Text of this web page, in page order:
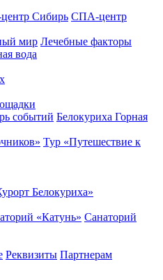
Сибирь СПА-центр
мир Лечебные факторы
вода
событий Белокуриха Горная
Тур «Путешествие к
Белокуриха»
«Катунь» Санаторий
Реквизиты Партнерам